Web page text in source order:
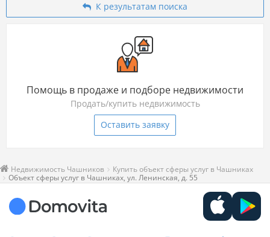
К результатам поиска
Помощь в продаже и подборе недвижимости
Продать/купить недвижимость
Оставить заявку
Недвижимость Чашников
Купить объект сферы услуг в Чашниках
Объект сферы услуг в Чашниках, ул. Ленинская, д. 55